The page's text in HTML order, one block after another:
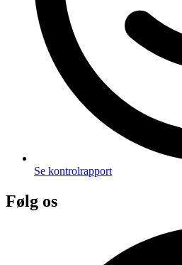
Se kontrolrapport
Følg os